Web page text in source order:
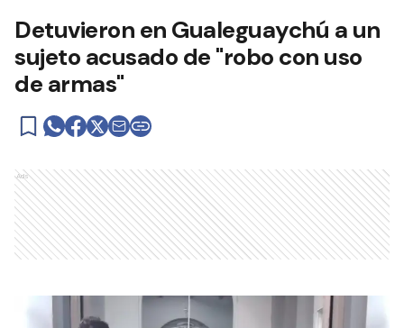
Detuvieron en Gualeguaychú a un
sujeto acusado de "robo con uso
de armas"
Ads